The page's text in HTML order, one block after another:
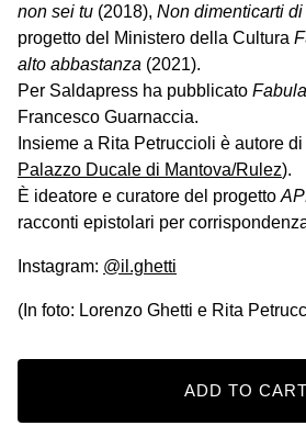
non sei tu (2018), Non dimenticarti di
progetto del Ministero della Cultura
alto abbastanza (2021).
Per Saldapress ha pubblicato Fabula
Francesco Guarnaccia.
Insieme a Rita Petruccioli è autore di
Palazzo Ducale di Mantova/Rulez).
È ideatore e curatore del progetto
racconti epistolari per
Instagram: @il.ghetti
(In foto: Lorenzo Ghetti e Rita
ADD TO CART